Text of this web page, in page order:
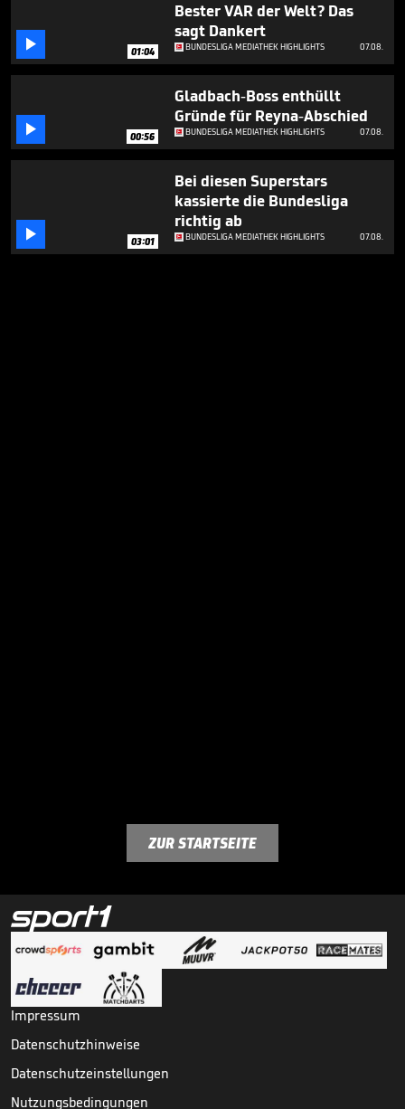
 01:04
Bester VAR der Welt? Das
sagt Dankert
BUNDESLIGA MEDIATHEK HIGHLIGHTS 07.08.
 00:56
Gladbach-Boss enthüllt
Gründe für Reyna-Abschied
BUNDESLIGA MEDIATHEK HIGHLIGHTS 07.08.
 03:01
Bei diesen Superstars
kassierte die Bundesliga
richtig ab
BUNDESLIGA MEDIATHEK HIGHLIGHTS 07.08.
ZUR STARTSEITE
Impressum
Datenschutzhinweise
Datenschutzeinstellungen
Nutzungsbedingungen